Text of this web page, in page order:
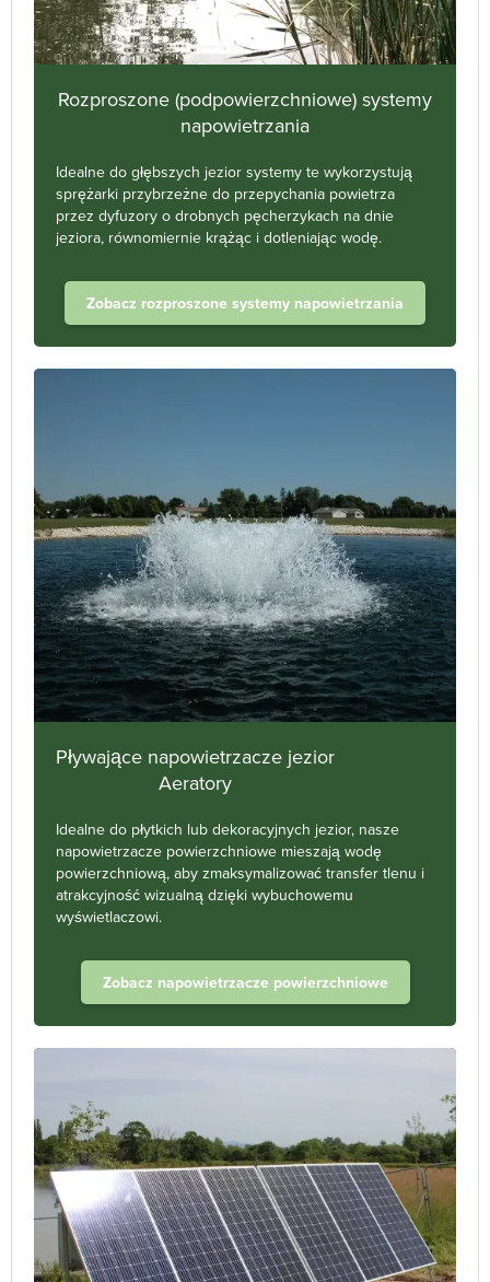
Rozproszone (podpowierzchniowe) systemy
napowietrzania
Idealne do głębszych jezior systemy te wykorzystują
sprężarki przybrzeżne do przepychania powietrza
przez dyfuzory o drobnych pęcherzykach na dnie
jeziora, równomiernie krążąc i dotleniając wodę.
Zobacz rozproszone systemy napowietrzania
Pływające napowietrzacze jezior
Aeratory
Idealne do płytkich lub dekoracyjnych jezior, nasze
napowietrzacze powierzchniowe mieszają wodę
powierzchniową, aby zmaksymalizować transfer tlenu i
atrakcyjność wizualną dzięki wybuchowemu
wyświetlaczowi.
Zobacz napowietrzacze powierzchniowe